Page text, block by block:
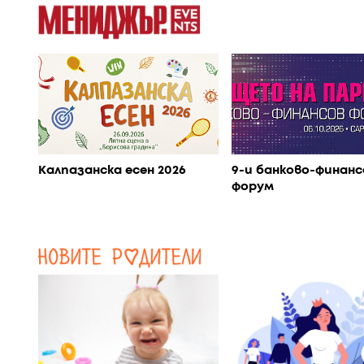
Калпазанска есен 2026
9-и банково-
форум